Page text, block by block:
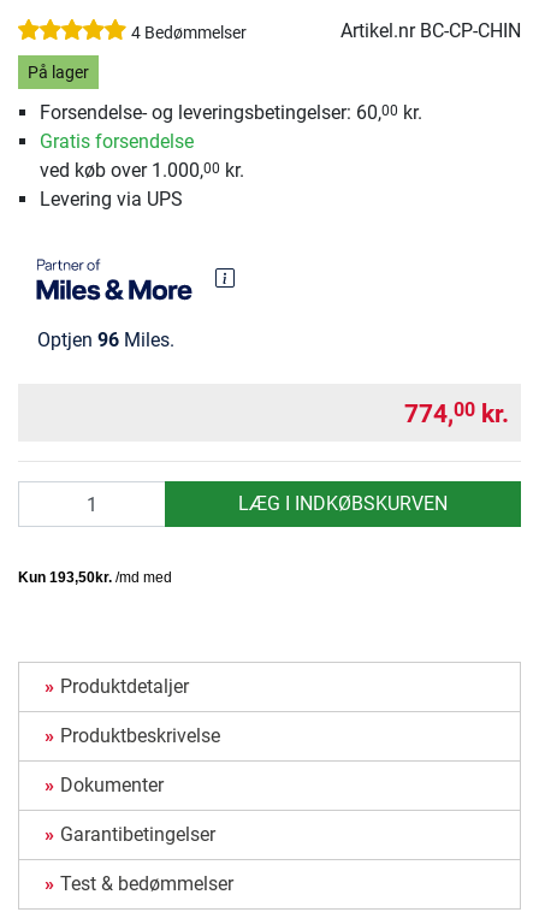
4 Bedømmelser Artikel.nr BC-CP-CHIN
På lager
Forsendelse- og leveringsbetingelser: 60,00 kr.
Gratis forsendelse
ved køb over 1.000,00 kr.
Levering via UPS
Optjen 96 Miles.
774,00 kr.
LÆG I INDKØBSKURVEN
Produktdetaljer
Produktbeskrivelse
Dokumenter
Garantibetingelser
Test & bedømmelser